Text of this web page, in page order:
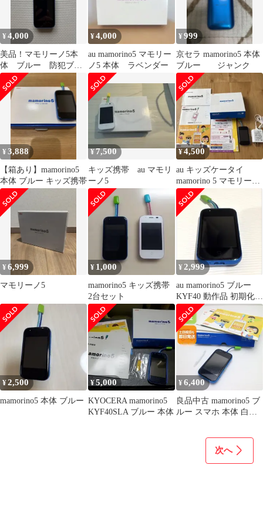
¥4,000
美品！マモリーノ5本
体 ブルー 防犯ブザ
ー付き
¥4,000
au mamorino5 マモリー
ノ5 本体 ラベンダー
¥999
京セラ mamorino5 本体
ブルー ジャンク
¥3,888
【箱あり】mamorino5
本体 ブルー キッズ携帯
¥7,500
キッズ携帯 au マモリ
ーノ5
¥4,500
au キッズケータイ
mamorino 5 マモリーノ
5 ブルー 充電器付き
¥6,999
マモリーノ5
¥ 1,000
mamorino5 キッズ携帯
2台セット
¥2,999
au mamorino5 ブルー
KYF40 動作品 初期化済
ケース付
¥2,500
mamorino5 本体 ブルー
¥5,000
KYOCERA mamorino5
KYF40SLA ブルー 本体
¥6,400
良品中古 mamorino5 ブ
ルー スマホ 本体 白ロ
次へ